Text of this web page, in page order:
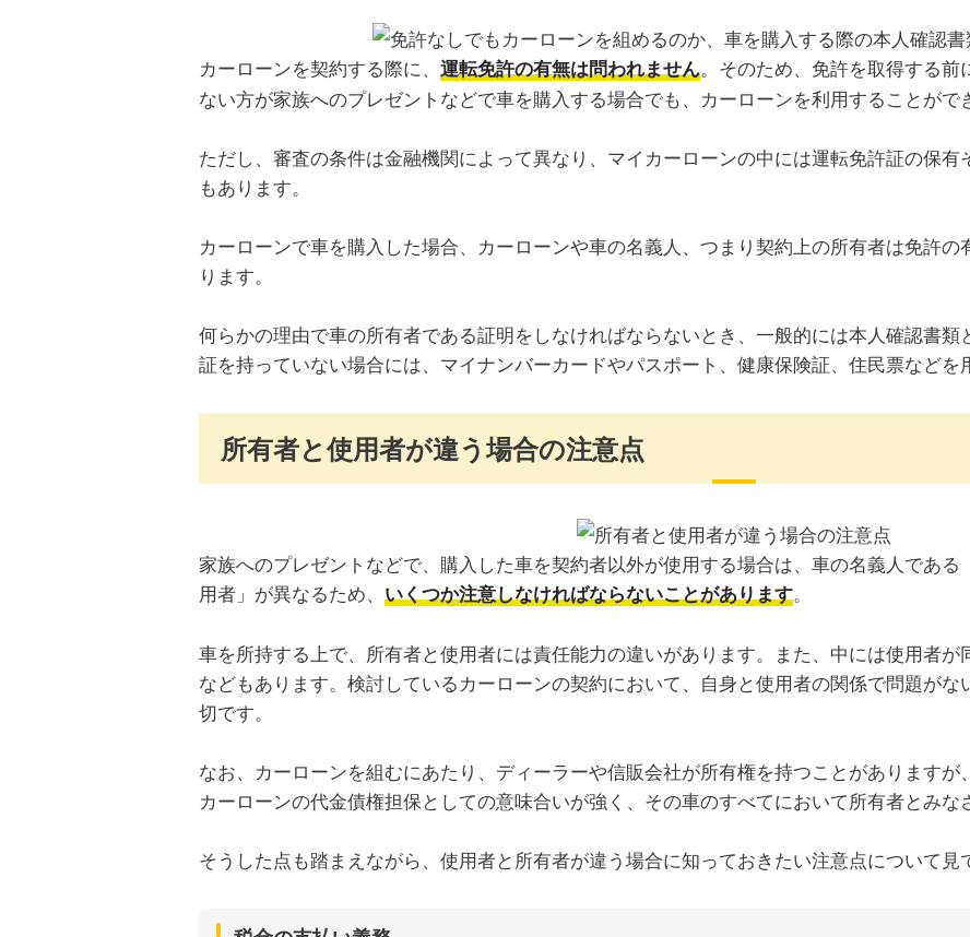
カーローンを契約する際に、 運転免許の有無は問われません。そのため、免許を取得する
ない方が家族へのプレゼントなどで車を購入する場合でも、カーローンを利用することがで
ただし、審査の条件は金融機関によって異なり、マイカーローンの中には運転免許証の保
もあります。
カーローンで車を購入した場合、カーローンや車の名義人、つまり契約上の所有者は免許
ります。
何らかの理由で車の所有者である証明をしなければならないとき、一般的には本人確認書
証を持っていない場合には、マイナンバーカードやパスポート、健康保険証、住民票などを
所有者と使用者が違う場合の注意点
家族へのプレゼントなどで、購入した車を契約者以外が使用する場合は、車の名義人であ
用者」が異なるため、 いくつか注意しなければならないことがあります。
車を所持する上で、所有者と使用者には責任能力の違いがあります。また、中には使用者
などもあります。検討しているカーローンの契約において、自身と使用者の関係で問題が
切です。
なお、カーローンを組むにあたり、ディーラーや信販会社が所有権を持つことがありますが
カーローンの代金債権担保としての意味合いが強く、その車のすべてにおいて所有者とみな
そうした点も踏まえながら、使用者と所有者が違う場合に知っておきたい注意点について見